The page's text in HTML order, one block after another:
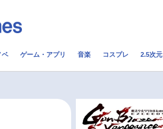
配信・Vtuber
ベ ゲーム・アプリ 音楽 コスプレ 2.5次元